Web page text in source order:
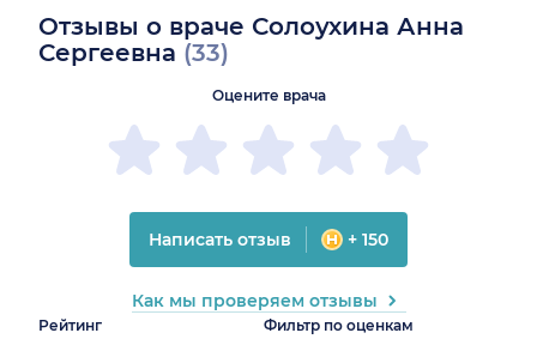
Отзывы о враче Солоухина Анна
Сергеевна (33)
Рейтинг Фильтр по оценкам
Оцените врача
Написать отзыв + 150
Как мы проверяем отзывы